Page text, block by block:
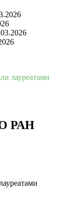
лауреатами
РАН